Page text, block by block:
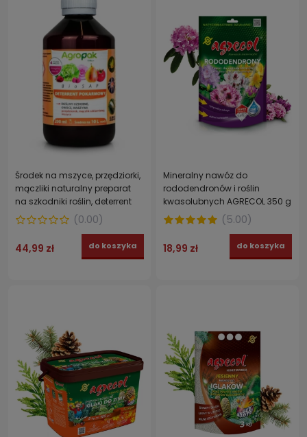
Środek na mszyce, przędziorki,
mączliki naturalny preparat
na szkodniki roślin, deterrent
pokarmowy BIOSAP AGROPAK
200 ml
(0.00)
44,99 zł do koszyka
Mineralny nawóz do
rododendronów i roślin
kwasolubnych AGRECOL 350 g
(5.00)
18,99 zł do koszyka